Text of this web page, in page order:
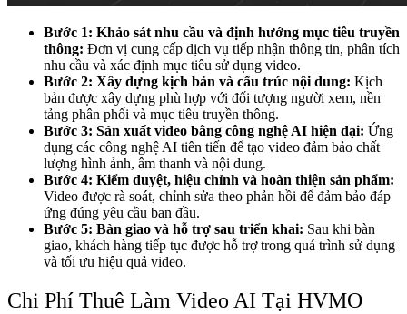
Bước 1: Khảo sát nhu cầu và định hướng mục tiêu truyền
thông: Đơn vị cung cấp dịch vụ tiếp nhận thông tin, phân tích
nhu cầu và xác định mục tiêu sử dụng video.
Bước 2: Xây dựng kịch bản và cấu trúc nội dung: Kịch
bản được xây dựng phù hợp với đối tượng người xem, nền
tảng phân phối và mục tiêu truyền thông.
Bước 3: Sản xuất video bằng công nghệ AI hiện đại: Ứng
dụng các công nghệ AI tiên tiến để tạo video đảm bảo chất
lượng hình ảnh, âm thanh và nội dung.
Bước 4: Kiểm duyệt, hiệu chỉnh và hoàn thiện sản phẩm:
Video được rà soát, chỉnh sửa theo phản hồi để đảm bảo đáp
ứng đúng yêu cầu ban đầu.
Bước 5: Bàn giao và hỗ trợ sau triển khai: Sau khi bàn
giao, khách hàng tiếp tục được hỗ trợ trong quá trình sử dụng
và tối ưu hiệu quả video.
Chi Phí Thuê Làm Video AI Tại HVMO